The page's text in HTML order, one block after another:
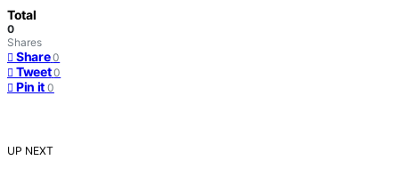
Total
0
Shares
Share 0
Tweet 0
Pin it 0
UP NEXT